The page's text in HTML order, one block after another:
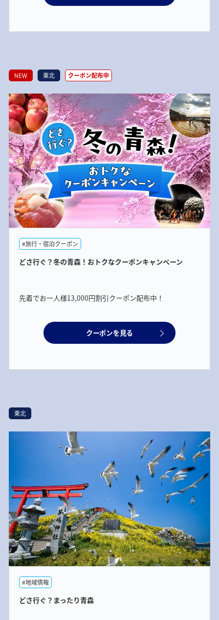
NEW 東北 クーポン配布中
#旅行・宿泊クーポン
どさ行ぐ？冬の青森！おトクなクーポンキャンペーン
先着でお一人様13,000円割引クーポン配布中！
クーポンを見る
東北
#地域情報
どさ行ぐ？まったり青森